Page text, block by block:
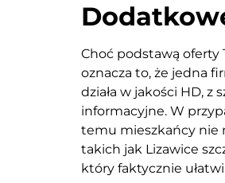
Choć podstawą oferty
oznacza to, że jedna
działa w jakości HD,
informacyjne. W
temu mieszkańcy nie
takich jak Lizawice
który faktycznie